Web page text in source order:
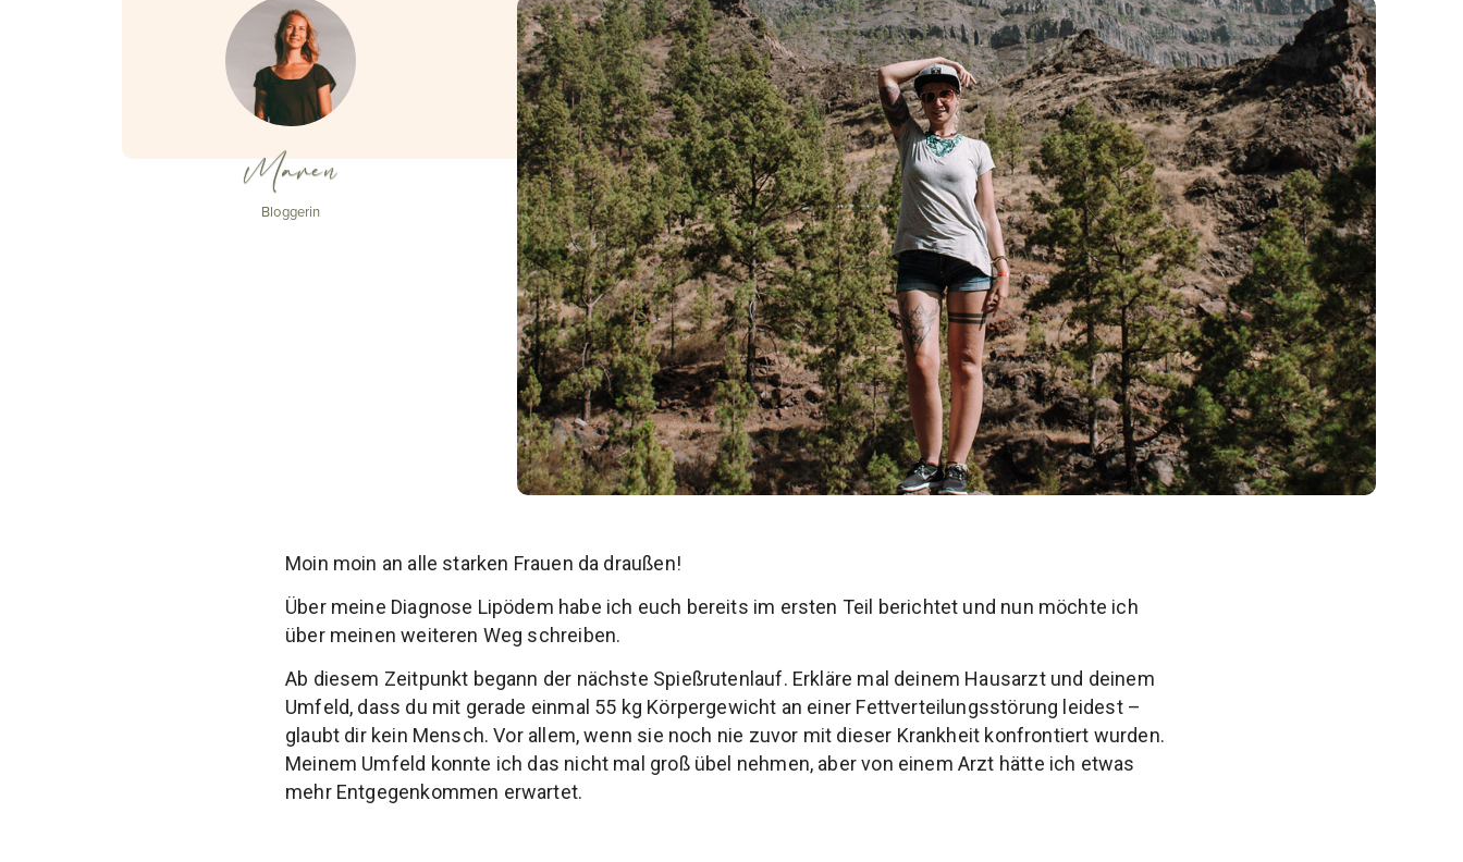
Maren
Bloggerin
Moin moin an alle starken Frauen da draußen!
Über meine Diagnose Lipödem habe ich euch bereits im ersten Teil berichtet und nun möchte ich
über meinen weiteren Weg schreiben.
Ab diesem Zeitpunkt begann der nächste Spießrutenlauf. Erkläre mal deinem Hausarzt und deinem
Umfeld, dass du mit gerade einmal 55 kg Körpergewicht an einer Fettverteilungsstörung leidest –
glaubt dir kein Mensch. Vor allem, wenn sie noch nie zuvor mit dieser Krankheit konfrontiert wurden.
Meinem Umfeld konnte ich das nicht mal groß übel nehmen, aber von einem Arzt hätte ich etwas
mehr Entgegenkommen erwartet.